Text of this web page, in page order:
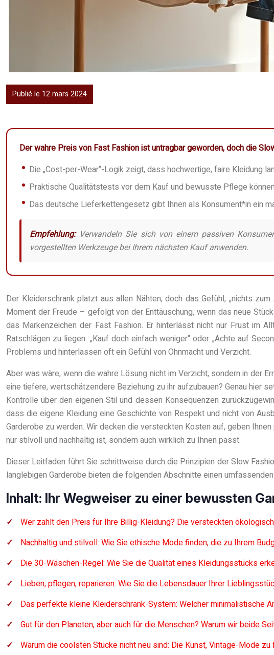
Publié le 12 mars 2024
Der wahre Preis von Fast Fashion ist untragbar geworden, doch die
Die „Cost-per-Wear“-Logik zeigt, dass hochwertige, faire Kleidung
Praktische Qualitätstests vor dem Kauf und bewusste Pflege
Das deutsche Lieferkettengesetz gibt Ihnen als Konsument*in ein
Empfehlung:Verwandeln Sie sich von einem passiven
vorgestellten Werkzeuge bei Ihrem nächsten Kauf anwenden.
Der Kleiderschrank platzt aus allen Nähten, doch das Gefühl, „nichts
Moment der Freude – gefolgt von der Enttäuschung, wenn das neue
das Markenzeichen der Fast Fashion. Er hinterlässt nicht nur Frust im
Ratschlägen zu liegen: „Kauf doch einfach weniger“ oder „Achte auf
Problems und hinterlassen oft ein Gefühl von Ohnmacht und Verzicht.
Aber was wäre, wenn die wahre Lösung nicht im Verzicht, sondern in der
eine tiefere, wertschätzendere Beziehung zu ihr aufzubauen? Genau hier
Kontrolle über den eigenen Stil und dessen Konsequenzen
dass die eigene Kleidung eine Geschichte von Respekt und nicht von
Garderobe zu werden. Wir decken die versteckten Kosten auf, geben
nur stilvoll und nachhaltig ist, sondern auch wirklich zu Ihnen passt.
Dieser Leitfaden führt Sie schrittweise durch die Prinzipien der Slow
langlebigen Garderobe bieten die folgenden Abschnitte einen
Inhalt: Ihr Wegweiser zu einer bewussten
Wer zahlt den Preis für Ihre Billig-Kleidung? Die versteckten
Nachhaltig und stilvoll: Wie Sie ethische Mode finden, die zu Ihrem
Die 30-Wäschen-Regel: Wie Sie die Qualität eines Kleidungsstücks
Lieben, pflegen, reparieren: Wie Sie die Lebensdauer Ihrer
Das perfekte kleine Kleiderschrank-System: Welcher minimalistische
Gut für den Planeten, aber auch für die Menschen? Warum wir beide
Warum die coolsten Stücke nicht neu sind: Die Kunst, Vintage-Mode